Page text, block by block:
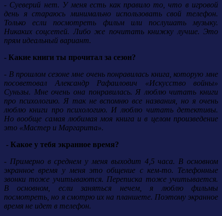
- Суеверий нет. У меня есть как правило то, что в игровой
день я стараюсь минимально использовать свой телефон.
Только если посмотреть фильм или послушать музыку.
Никаких соцсетей. Либо же почитать книжку лучше. Это
прям идеальный вариант.
- Какие книги ты прочитал за сезон?
- В прошлом сезоне мне очень понравилась книга, которую мне
посоветовал Александр Рафаилович «Искусство войны»
Суньзы. Мне очень она понравилась. Я люблю читать книги
про психологию. Я так не вспомню все названия, но я очень
люблю книги про психологию. И люблю читать детективы.
Но вообще самая любимая моя книга и в целом произведение
это «Мастер и Маргарита».
- Какое у тебя экранное время?
- Примерно в среднем у меня выходит 4,5 часа. В основном
экранное время у меня это общение с кем-то. Телефонные
звонки тоже учитываются. Переписка тоже учитывается.
В основном, если заняться нечем, я люблю фильмы
посмотреть, но я смотрю их на планшете. Поэтому экранное
время не идет в телефон.